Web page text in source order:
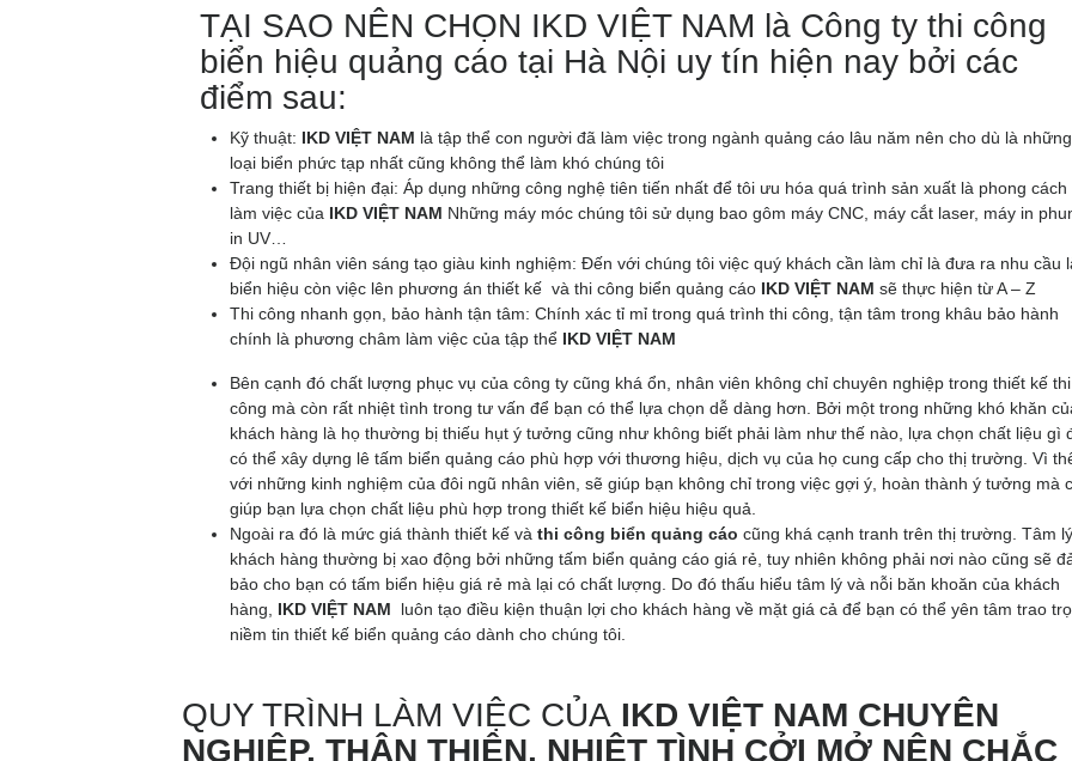
TẠI SAO NÊN CHỌN IKD VIỆT NAM là Công ty thi công
biển hiệu quảng cáo tại Hà Nội uy tín hiện nay bởi các
điểm sau:
Kỹ thuật: IKD VIỆT NAM là tập thể con người đã làm việc trong ngành quảng cáo lâu năm nên cho dù là những
loại biển phức tạp nhất cũng không thể làm khó chúng tôi
Trang thiết bị hiện đại: Áp dụng những công nghệ tiên tiến nhất để tôi ưu hóa quá trình sản xuất là phong cách
làm việc của IKD VIỆT NAM Những máy móc chúng tôi sử dụng bao gôm máy CNC, máy cắt laser, máy in
in UV…
Đội ngũ nhân viên sáng tạo giàu kinh nghiệm: Đến với chúng tôi việc quý khách cần làm chỉ là đưa ra nhu cầu
biển hiệu còn việc lên phương án thiết kế và thi công biển quảng cáo IKD VIỆT NAM sẽ thực hiện từ A – Z
Thi công nhanh gọn, bảo hành tận tâm: Chính xác tỉ mỉ trong quá trình thi công, tận tâm trong khâu bảo hành
chính là phương châm làm việc của tập thể IKD VIỆT NAM
Bên cạnh đó chất lượng phục vụ của công ty cũng khá ổn, nhân viên không chỉ chuyên nghiệp trong thiết kế thi
công mà còn rất nhiệt tình trong tư vấn để bạn có thể lựa chọn dễ dàng hơn. Bởi một trong những khó khăn
khách hàng là họ thường bị thiếu hụt ý tưởng cũng như không biết phải làm như thế nào, lựa chọn chất liệu gì
có thể xây dựng lê tấm biển quảng cáo phù hợp với thương hiệu, dịch vụ của họ cung cấp cho thị trường. Vì
với những kinh nghiệm của đôi ngũ nhân viên, sẽ giúp bạn không chỉ trong việc gợi ý, hoàn thành ý tưởng mà
giúp bạn lựa chọn chất liệu phù hợp trong thiết kế biển hiệu hiệu quả.
Ngoài ra đó là mức giá thành thiết kế và thi công biển quảng cáo cũng khá cạnh tranh trên thị trường. Tâm lý
khách hàng thường bị xao động bởi những tấm biển quảng cáo giá rẻ, tuy nhiên không phải nơi nào cũng sẽ
bảo cho bạn có tấm biển hiệu giá rẻ mà lại có chất lượng. Do đó thấu hiểu tâm lý và nỗi băn khoăn của khách
hàng, IKD VIỆT NAM
luôn tạo điều kiện thuận lợi cho khách hàng về mặt giá cả để bạn có thể yên tâm trao
niềm tin thiết kế biển quảng cáo dành cho chúng tôi.
QUY TRÌNH LÀM VIỆC CỦA IKD VIỆT NAM CHUYÊN
NGHIỆP, THÂN THIỆN, NHIỆT TÌNH CỞI MỞ NÊN CHẮC